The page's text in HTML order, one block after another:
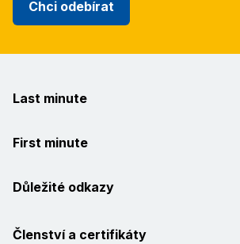
Chci odebírat
Last minute
First minute
Důležité odkazy
Členství a certifikáty